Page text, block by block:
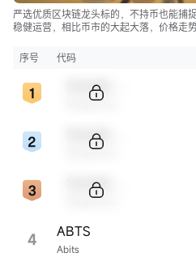
严选优质区块链龙头标的，不持币也能捕
稳健运营，相比币市的大起大落，价格走
序号
代码
4 Abits
ABTS